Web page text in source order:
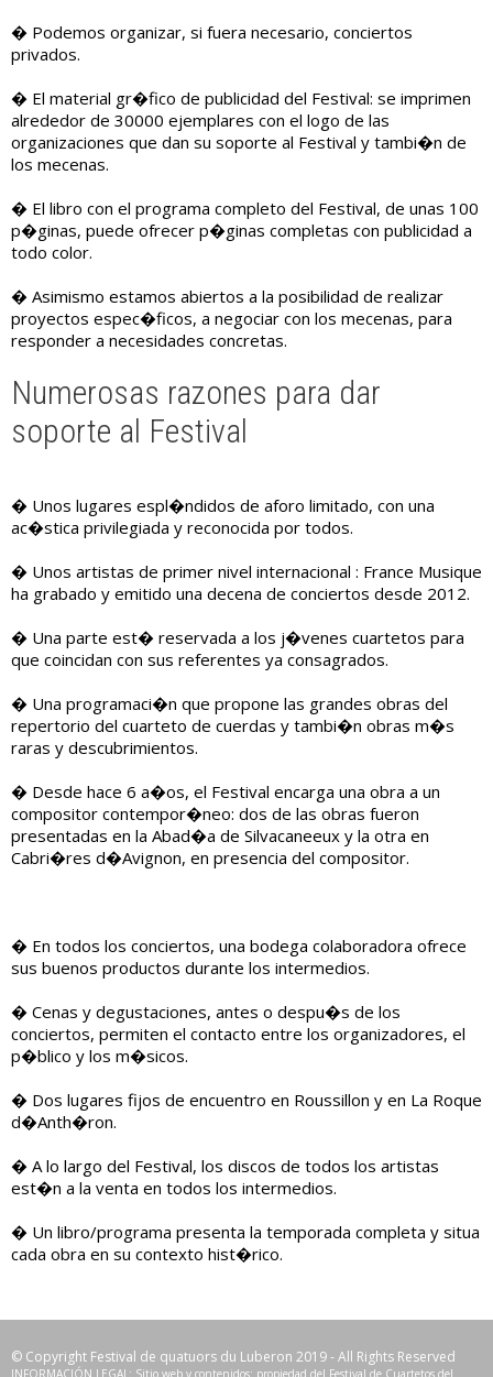
� Podemos organizar, si fuera necesario, conciertos
privados.
� El material gr�fico de publicidad del Festival: se imprimen
alrededor de 30000 ejemplares con el logo de las
organizaciones que dan su soporte al Festival y tambi�n de
los mecenas.
� El libro con el programa completo del Festival, de unas 100
p�ginas, puede ofrecer p�ginas completas con publicidad a
todo color.
� Asimismo estamos abiertos a la posibilidad de realizar
proyectos espec�ficos, a negociar con los mecenas, para
responder a necesidades concretas.
Numerosas razones para dar
soporte al Festival
� Unos lugares espl�ndidos de aforo limitado, con una
ac�stica privilegiada y reconocida por todos.
� Unos artistas de primer nivel internacional : France Musique
ha grabado y emitido una decena de conciertos desde 2012.
� Una parte est� reservada a los j�venes cuartetos para
que coincidan con sus referentes ya consagrados.
� Una programaci�n que propone las grandes obras del
repertorio del cuarteto de cuerdas y tambi�n obras m�s
raras y descubrimientos.
� Desde hace 6 a�os, el Festival encarga una obra a un
compositor contempor�neo: dos de las obras fueron
presentadas en la Abad�a de Silvacaneeux y la otra en
Cabri�res d�Avignon, en presencia del compositor.
� En todos los conciertos, una bodega colaboradora ofrece
sus buenos productos durante los intermedios.
� Cenas y degustaciones, antes o despu�s de los
conciertos, permiten el contacto entre los organizadores, el
p�blico y los m�sicos.
� Dos lugares fijos de encuentro en Roussillon y en La Roque
d�Anth�ron.
� A lo largo del Festival, los discos de todos los artistas
est�n a la venta en todos los intermedios.
� Un libro/programa presenta la temporada completa y situa
cada obra en su contexto hist�rico.
© Copyright Festival de quatuors du Luberon 2019 - All Rights Reserved
INFORMACIÓN LEGAL: Sitio web y contenidos: propiedad del Festival de Cuartetos del